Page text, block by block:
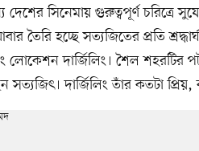
দেশের সিনেমায় গুরুত্বপূর্ণ চরিত্রে
তৈরি হচ্ছে সত্যজিতের প্রতি
লোকেশন দার্জিলিং। শৈল
সত্যজিৎ। দার্জিলিং তাঁর কতটা